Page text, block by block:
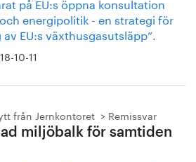
energipolitik - en strategi för
EU:s växthusgasutsläpp”.
10-11
från Jernkontoret Remissvar
miljöbalk för samtiden